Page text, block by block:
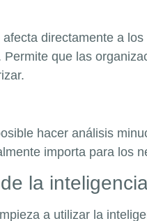
directamente a
que las
hacer análisis
importa para los
la
a utilizar la